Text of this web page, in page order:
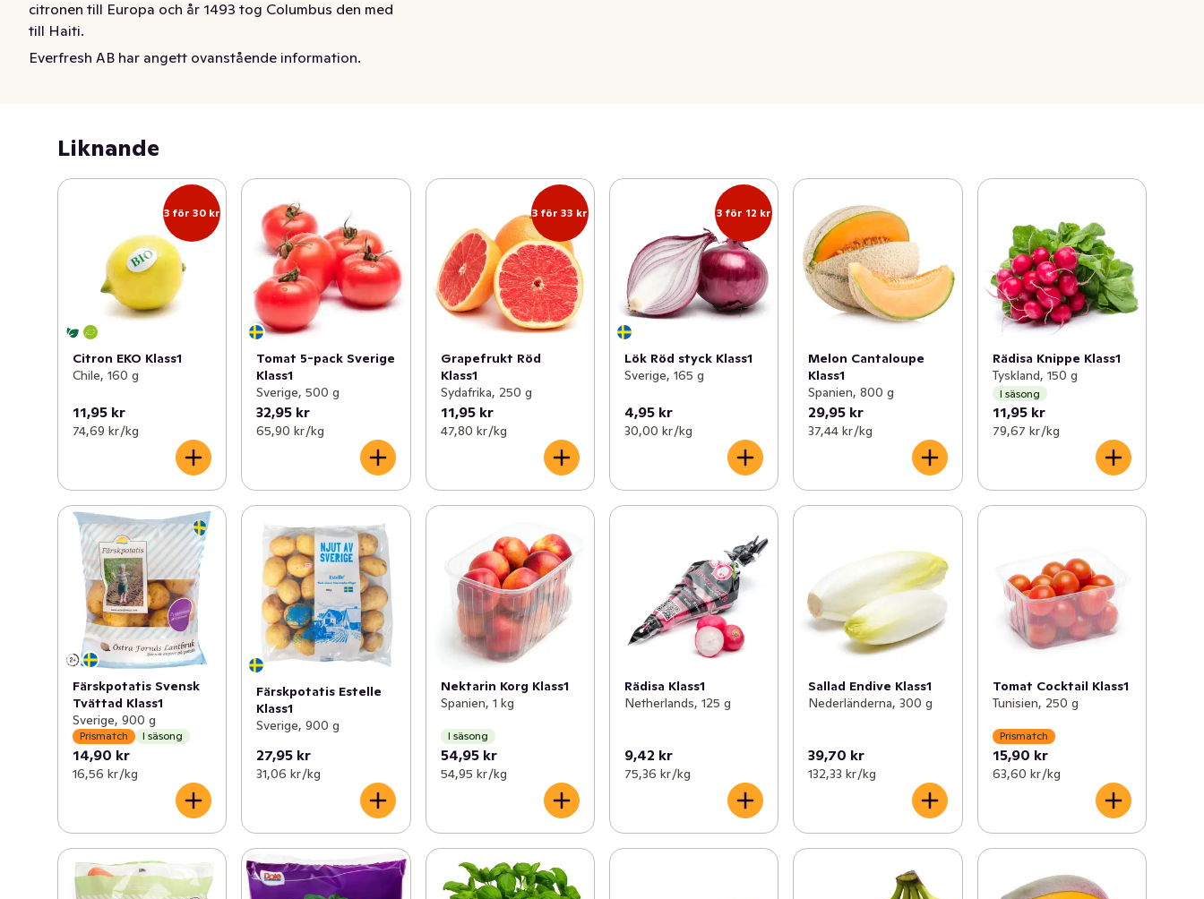
citronen till Europa och år 1493 tog Columbus den med
till Haiti.
Citron
Everfresh AB har angett ovanstående information.
Liknande
3 för 30 kr
Citron EKO Klass1
Chile, 160 g
11,95 kr
74,69 kr /kg
Tomat 5-pack Sverige
Klass1
Sverige, 500 g
32,95 kr
65,90 kr /kg
3 för 33 kr
Grapefrukt Röd
Klass1
Sydafrika, 250 g
11,95 kr
47,80 kr /kg
3 för 12 kr
Lök Röd styck Klass1
Sverige, 165 g
4,95 kr
30,00 kr /kg
Melon Cantaloupe
Klass1
Spanien, 800 g
29,95 kr
37,44 kr /kg
Rädisa Knippe Klass1
Tyskland, 150 g
I säsong
11,95 kr
79,67 kr /kg
Färskpotatis Svensk
Tvättad Klass1
Sverige, 900 g
Prismatch I säsong
14,90 kr
16,56 kr /kg
Färskpotatis Estelle
Klass1
Sverige, 900 g
27,95 kr
31,06 kr /kg
Nektarin Korg Klass1
Spanien, 1 kg
I säsong
54,95 kr
54,95 kr /kg
Rädisa Klass1
Netherlands, 125 g
9,42 kr
75,36 kr /kg
Sallad Endive Klass1
Nederländerna, 300 g
39,70 kr
132,33 kr /kg
Tomat Cocktail Klass1
Tunisien, 250 g
Prismatch
15,90 kr
63,60 kr /kg